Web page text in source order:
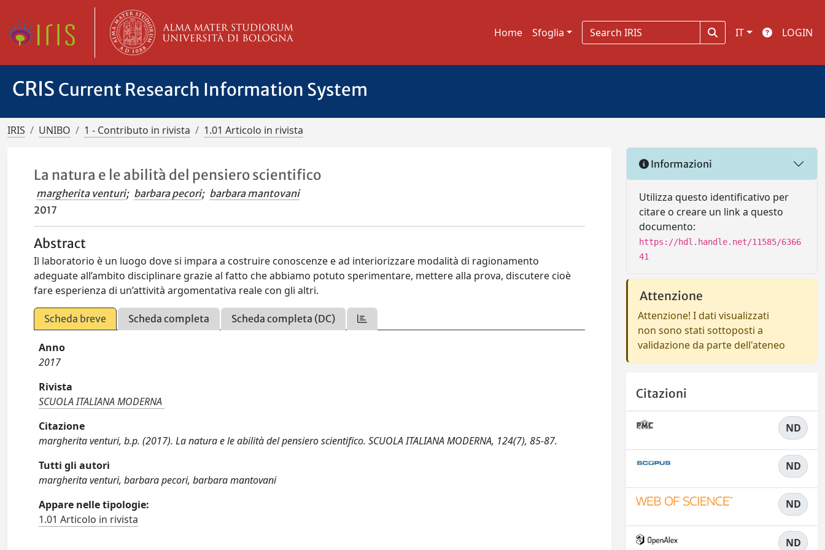
Home Sfoglia IT LOGIN
CRIS Current Research Information System
IRIS UNIBO 1 - Contributo in rivista 1.01 Articolo in rivista
La natura e le abilità del pensiero scientifico
margherita venturi; barbara pecori; barbara mantovani
2017
Abstract
Il laboratorio è un luogo dove si impara a costruire conoscenze e ad interiorizzare modalità di ragionamento
adeguate all’ambito disciplinare grazie al fatto che abbiamo potuto sperimentare, mettere alla prova, discutere cioè
fare esperienza di un’attività argomentativa reale con gli altri.
Scheda breve Scheda completa Scheda completa (DC)
Anno
2017
Rivista
SCUOLA ITALIANA MODERNA
Citazione
margherita venturi, b.p. (2017). La natura e le abilità del pensiero scientifico. SCUOLA ITALIANA MODERNA, 124(7), 85-87.
Tutti gli autori
margherita venturi, barbara pecori, barbara mantovani
Appare nelle tipologie:
1.01 Articolo in rivista
Informazioni
Utilizza questo identificativo per
citare o creare un link a questo
documento:
https://hdl.handle.net/11585/6366
41
Attenzione
Attenzione! I dati visualizzati
non sono stati sottoposti a
validazione da parte dell'ateneo
Citazioni
ND
ND
ND
ND